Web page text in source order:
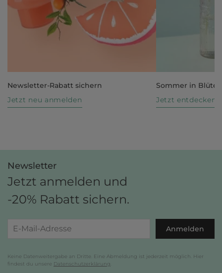
Newsletter-Rabatt sichern
Jetzt neu anmelden
Sommer in Blüte
Jetzt entdecken
Newsletter
Jetzt anmelden und
-20% Rabatt sichern.
Anmelden
Keine Datenweitergabe an Dritte. Eine Abmeldung ist jederzeit möglich. Hier
findest du unsere Datenschutzerklärung